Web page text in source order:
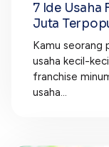
7 Ide Usaha
Juta
Kamu seorang
usaha kecil-
franchise
usaha...